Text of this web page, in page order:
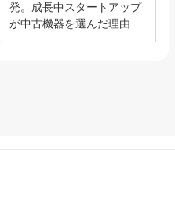
発。成長中スタートアップ
が中古機器を選んだ理由と
は？